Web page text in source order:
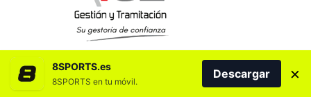
8SPORTS.es
8SPORTS en tu móvil.
Descargar ×